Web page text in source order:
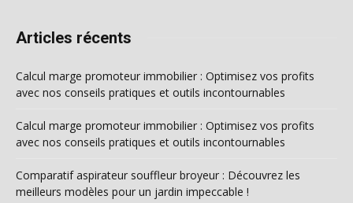
Articles récents
Calcul marge promoteur immobilier : Optimisez vos profits
avec nos conseils pratiques et outils incontournables
Calcul marge promoteur immobilier : Optimisez vos profits
avec nos conseils pratiques et outils incontournables
Comparatif aspirateur souffleur broyeur : Découvrez les
meilleurs modèles pour un jardin impeccable !